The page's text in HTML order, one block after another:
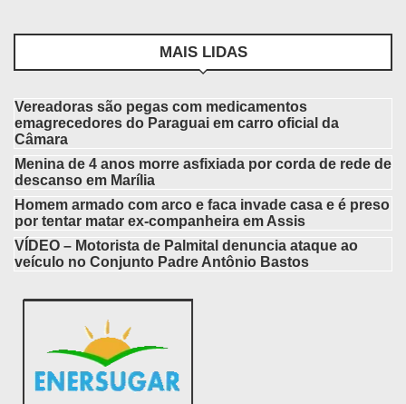
MAIS LIDAS
Vereadoras são pegas com medicamentos
emagrecedores do Paraguai em carro oficial da
Câmara
Menina de 4 anos morre asfixiada por corda de rede de
descanso em Marília
Homem armado com arco e faca invade casa e é preso
por tentar matar ex-companheira em Assis
VÍDEO – Motorista de Palmital denuncia ataque ao
veículo no Conjunto Padre Antônio Bastos